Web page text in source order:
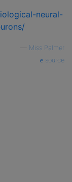
neural-
Miss Palmer
source